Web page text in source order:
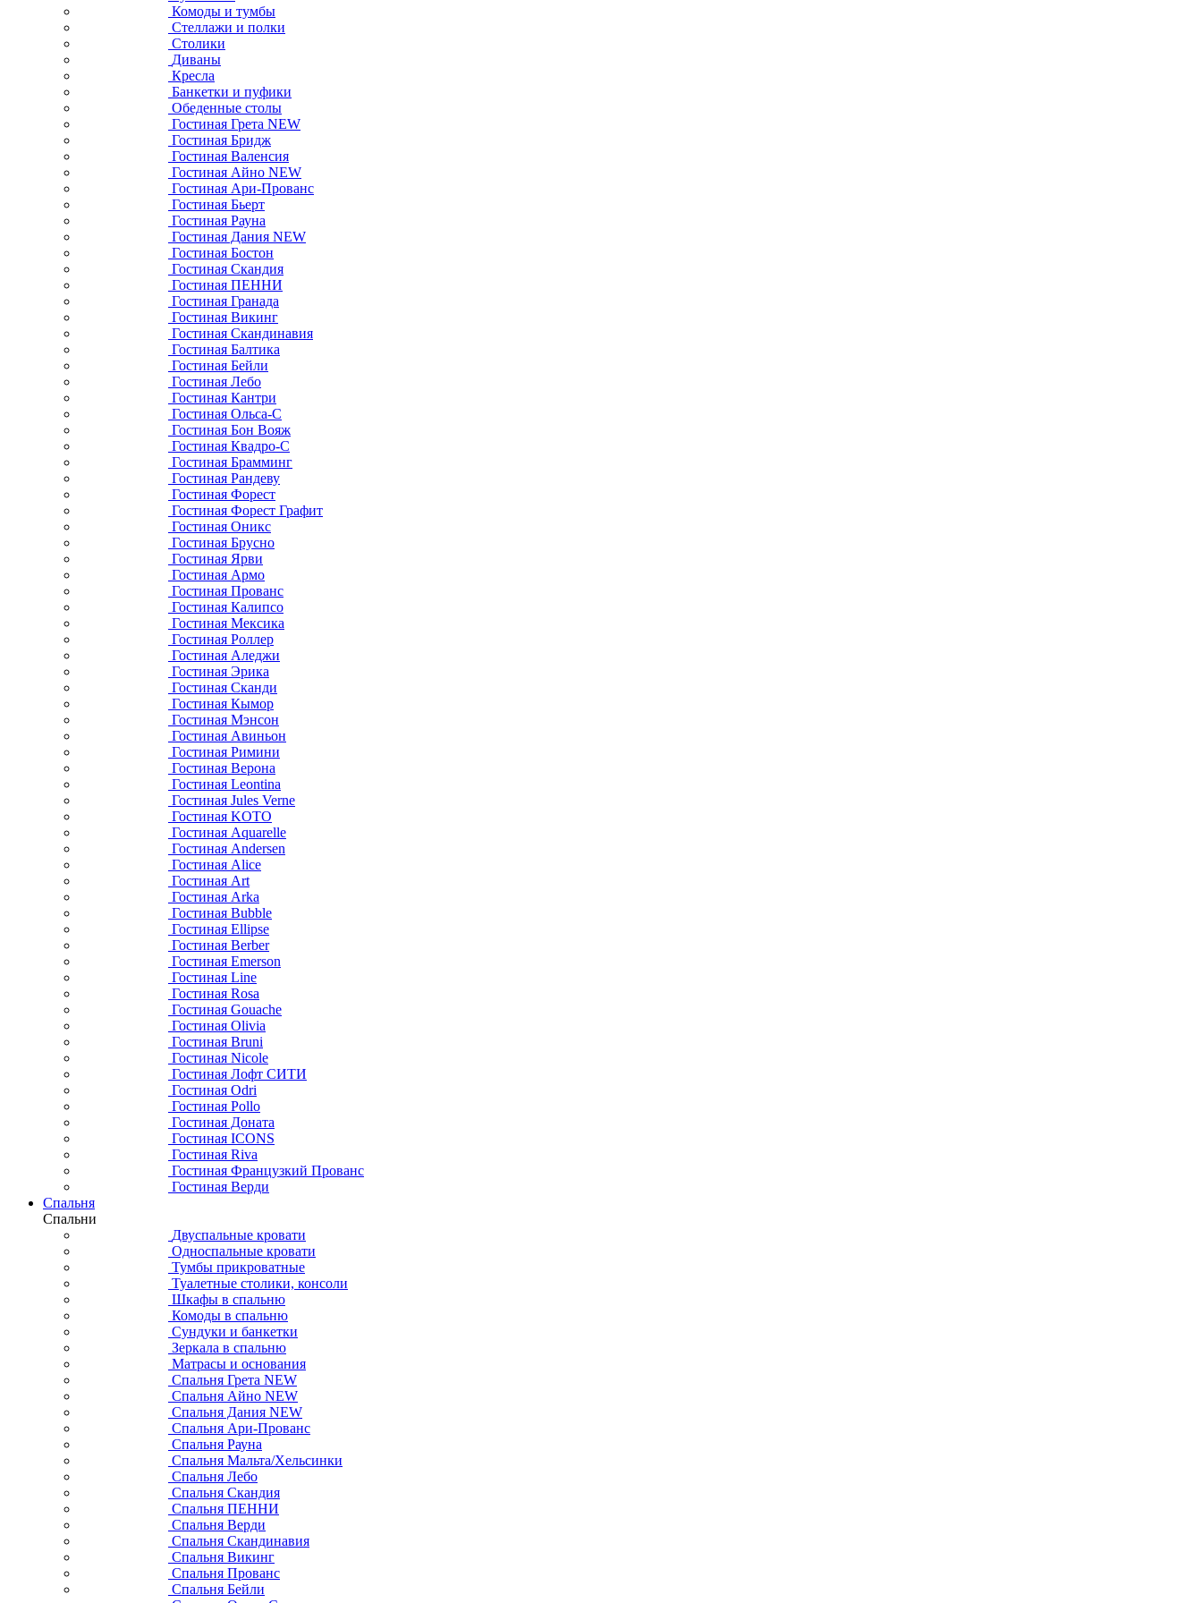
Комоды и тумбы
Стеллажи и полки
Столики
Диваны
Кресла
Банкетки и пуфики
Обеденные столы
Гостиная Грета NEW
Гостиная Бридж
Гостиная Валенсия
Гостиная Айно NEW
Гостиная Ари-Прованс
Гостиная Бьерт
Гостиная Рауна
Гостиная Дания NEW
Гостиная Бостон
Гостиная Скандия
Гостиная ПЕННИ
Гостиная Гранада
Гостиная Викинг
Гостиная Скандинавия
Гостиная Балтика
Гостиная Бейли
Гостиная Лебо
Гостиная Кантри
Гостиная Ольса-С
Гостиная Бон Вояж
Гостиная Квадро-С
Гостиная Брамминг
Гостиная Рандеву
Гостиная Форест
Гостиная Форест Графит
Гостиная Оникс
Гостиная Брусно
Гостиная Ярви
Гостиная Армо
Гостиная Прованс
Гостиная Калипсо
Гостиная Мексика
Гостиная Роллер
Гостиная Аледжи
Гостиная Эрика
Гостиная Сканди
Гостиная Кымор
Гостиная Мэнсон
Гостиная Авиньон
Гостиная Римини
Гостиная Верона
Гостиная Leontina
Гостиная Jules Verne
Гостиная KOTO
Гостиная Aquarelle
Гостиная Andersen
Гостиная Alice
Гостиная Art
Гостиная Arka
Гостиная Bubble
Гостиная Ellipse
Гостиная Berber
Гостиная Emerson
Гостиная Line
Гостиная Rosa
Гостиная Gouache
Гостиная Olivia
Гостиная Bruni
Гостиная Nicole
Гостиная Лофт СИТИ
Гостиная Odri
Гостиная Pollo
Гостиная Доната
Гостиная ICONS
Гостиная Riva
Гостиная Французкий Прованс
Гостиная Верди
Спальня
Спальни
Двуспальные кровати
Односпальные кровати
Тумбы прикроватные
Туалетные столики, консоли
Шкафы в спальню
Комоды в спальню
Сундуки и банкетки
Зеркала в спальню
Матрасы и основания
Спальня Грета NEW
Спальня Айно NEW
Спальня Дания NEW
Спальня Ари-Прованс
Спальня Рауна
Спальня Мальта/Хельсинки
Спальня Лебо
Спальня Скандия
Спальня ПЕННИ
Спальня Верди
Спальня Скандинавия
Спальня Викинг
Спальня Прованс
Спальня Бейли